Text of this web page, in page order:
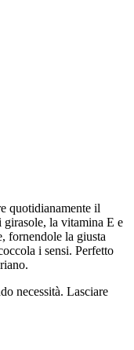
quotidianamente il
la vitamina E e
fornendole la giusta
i sensi. Perfetto
necessità. Lasciare